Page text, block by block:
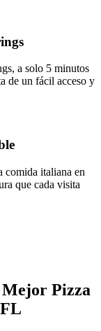
a solo 5 minutos
de un fácil acceso y
comida italiana en
que cada visita
Mejor Pizza